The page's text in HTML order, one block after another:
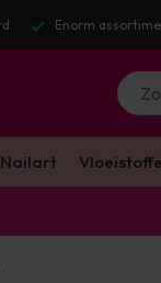
Gratis verzending v.a.
Nailart